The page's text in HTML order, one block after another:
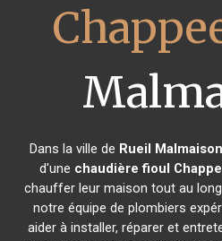
Dans la ville de Rueil
d'une chaudière fioul
chauffer leur maison tout au
notre équipe de plombiers
aider à installer, réparer et